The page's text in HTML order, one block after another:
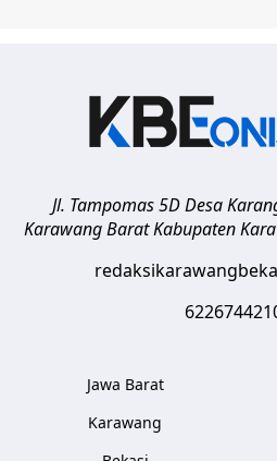
Jl. Tampomas 5D Desa
Karawang Barat Kabupaten
Jawa Barat
Karawang